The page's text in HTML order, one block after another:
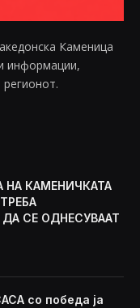
Каменица
информации,
КАМЕНИЧКАТА
СЕ ОДНЕСУВААТ
со победа ја